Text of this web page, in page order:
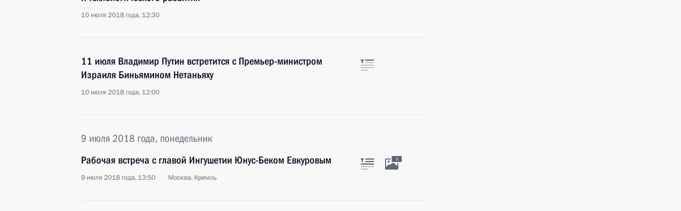
10 июля 2018 года, 12:30
11 июля Владимир Путин встретится с Премьер-министром
Израиля Биньямином Нетаньяху
10 июля 2018 года, 12:00
9 июля 2018 года, понедельник
Рабочая встреча с главой Ингушетии Юнус-Беком Евкуровым
9 июля 2018 года, 13:50 Москва, Кремль
3